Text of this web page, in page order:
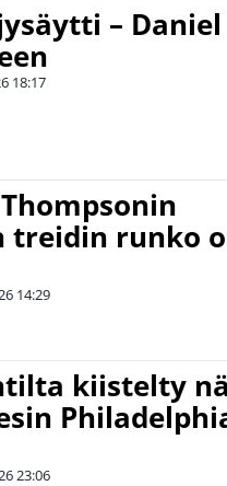
–
18:17
treidin runko
14:29
kiistelty
23:06